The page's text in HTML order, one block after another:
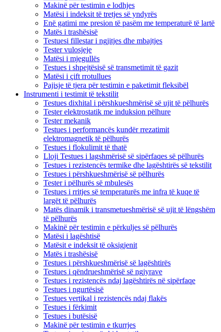
Makinë për testimin e lodhjes
Matësi i indeksit të tretjes së yndyrës
Enë gatimi me presion të pasëm me temperaturë të lartë
Matës i trashësisë
Testuesi fillestar i ngjitjes dhe mbajtjes
Tester vulosjeje
Matësi i mjegullës
Testues i shpejtësisë së transmetimit të gazit
Matësi i çift rrotullues
Pajisje të tjera për testimin e paketimit fleksibël
Instrumenti i testimit të tekstilit
Testues dixhital i përshkueshmërisë së ujit të pëlhurës
Tester elektrostatik me induksion pëlhure
Tester mekanik
Testues i performancës kundër rrezatimit
elektromagnetik të pëlhurës
Testues i flokulimit të thatë
Lloji Testues i lagshmërisë së sipërfaqes së pëlhurës
Testues i rezistencës termike dhe lagështirës së tekstilit
Testues i përshkueshmërisë së pëlhurës
Tester i pëlhurës së mbulesës
Testues i rritjes së temperaturës me infra të kuqe të
largët të pëlhurës
Matës dinamik i transmetueshmërisë së ujit të lëngshëm
të pëlhurës
Makinë për testimin e përkuljes së pëlhurës
Matësi i lagështisë
Matësit e indeksit të oksigjenit
Matës i trashësisë
Testues i përshkueshmërisë së lagështirës
Testues i qëndrueshmërisë së ngjyrave
Testues i rezistencës ndaj lagështirës në sipërfaqe
Testues i ngurtësisë
Testues vertikal i rezistencës ndaj flakës
Testues i fërkimit
Testues i butësisë
Makinë për testimin e tkurrjes